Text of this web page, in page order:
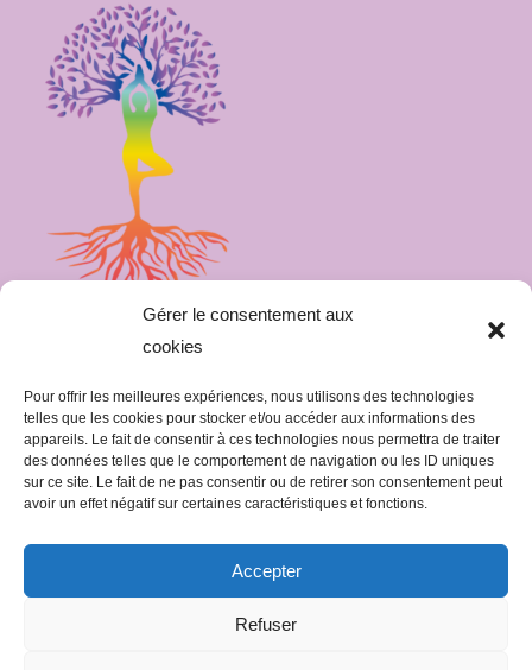
Gérer le consentement aux
cookies
Pour offrir les meilleures expériences, nous utilisons des technologies
telles que les cookies pour stocker et/ou accéder aux informations des
appareils. Le fait de consentir à ces technologies nous permettra de traiter
des données telles que le comportement de navigation ou les ID uniques
sur ce site. Le fait de ne pas consentir ou de retirer son consentement peut
avoir un effet négatif sur certaines caractéristiques et fonctions.
Accepter
Refuser
Mentions légales
Politique de confidentialité
contact@terreatair.com
41 impasse du tir 65300 Lannemezan